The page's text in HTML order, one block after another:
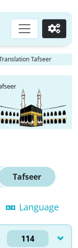
Go
Tafseer
Tafseer
Language
114